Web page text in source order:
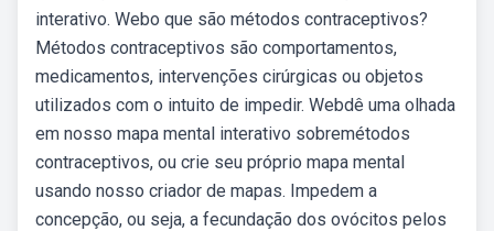
interativo. Webo que são métodos contraceptivos?
Métodos contraceptivos são comportamentos,
medicamentos, intervenções cirúrgicas ou objetos
utilizados com o intuito de impedir. Webdê uma olhada
em nosso mapa mental interativo sobremétodos
contraceptivos, ou crie seu próprio mapa mental
usando nosso criador de mapas. Impedem a
concepção, ou seja, a fecundação dos ovócitos pelos